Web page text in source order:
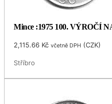
Mince :1975 100. VÝROČÍ
2,115.66 Kč včetně DPH (CZK)
Stříbro